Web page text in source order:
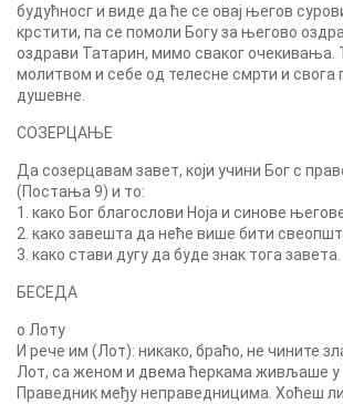
будућносг и виде да ћe ce овај његов
крстити, па се помоли Богу за његово
оздрави Татарин, мимо сваког очекивања.
молитвом и себе од телесне смрти и свога
душевне.
СОЗЕРЦАЊЕ
Да созерцавам завет, који учини Бог c
(Постања 9) и то:
1. како Бог благослови Ноја и синове
2. како завешта да неће више бити
3. како стави дугу да буде знак тога завета.
БЕСЕДА
о Лоту
И рече им (Лот): никако, браћо, не чините
Лот, са женом и двема ћеркама живљаше у
Праведник међу неправедницима. Хоћеш